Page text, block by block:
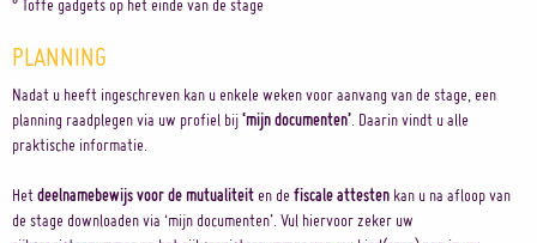
° Toffe gadgets op het einde van de stage
PLANNING
Nadat u heeft ingeschreven kan u enkele weken voor aanvang van de stage, een
planning raadplegen via uw profiel bij‘mijn documenten’. Daarin vindt u alle
praktische informatie.
Hetdeelnamebewijs voor de mutualiteit en defiscale attesten kan u na afloop van
de stage downloaden via ‘mijn documenten’. Vul hiervoor zeker uw